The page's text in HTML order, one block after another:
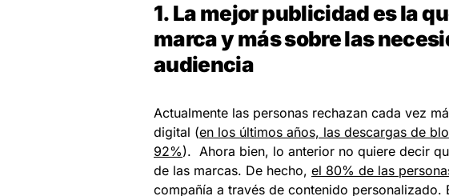
1. La mejor publicidad es la
marca y más sobre las
audiencia
Actualmente las personas rechazan cada vez
digital (en los últimos años, las descargas de
92%). Ahora bien, lo anterior no quiere decir
de las marcas. De hecho, el 80% de las
compañía a través de contenido personalizado.